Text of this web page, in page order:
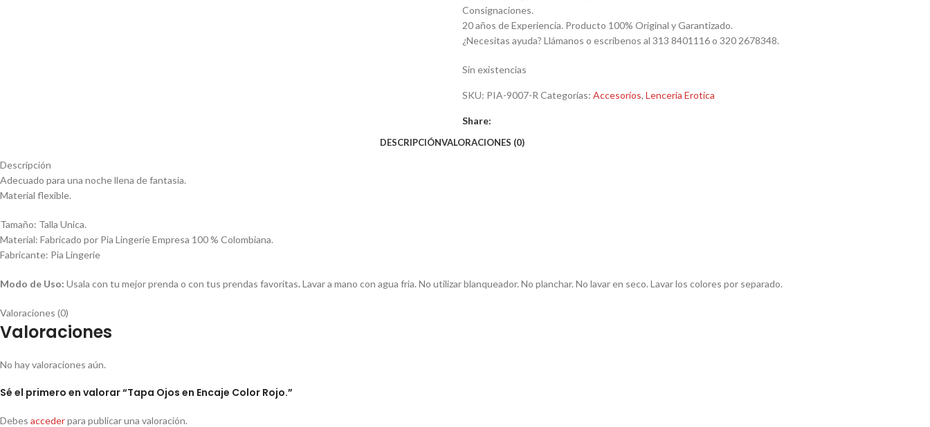
Consignaciones.
20 años de Experiencia. Producto 100% Original y Garantizado.
¿Necesitas ayuda? Llámanos o escríbenos al 313 8401116 o 320 2678348.
Sin existencias
SKU: PIA-9007-RCategorías: Accesorios, Lenceria Erotica
Share:
DESCRIPCIÓNVALORACIONES (0)
Descripción
Adecuado para una noche llena de fantasia.
Material flexible.
Tamaño: Talla Unica.
Material: Fabricado por Pia Lingerie Empresa 100 % Colombiana.
Fabricante: Pia Lingerie
Modo de Uso: Usala con tu mejor prenda o con tus prendas favoritas.Lavar a mano con agua fria. No utilizar blanqueador. No planchar. No lavar en seco. Lavar los colores por separado.
Valoraciones (0)
Valoraciones
No hay valoraciones aún.
Sé el primero en valorar “Tapa Ojos en Encaje Color Rojo.”
Debes accederpara publicar una valoración.